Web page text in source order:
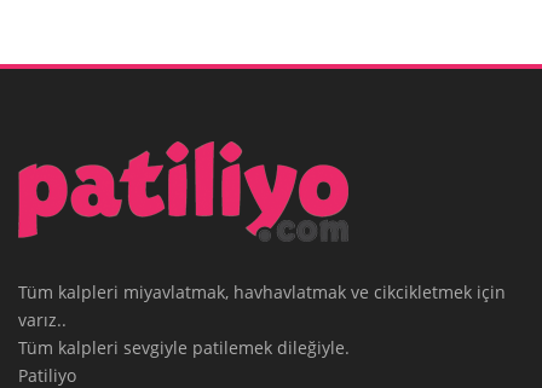
Tüm kalpleri miyavlatmak, havhavlatmak ve cikcikletmek için
varız..
Tüm kalpleri sevgiyle patilemek dileğiyle.
Patiliyo